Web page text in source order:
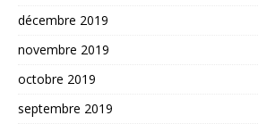
décembre 2019
novembre 2019
octobre 2019
septembre 2019